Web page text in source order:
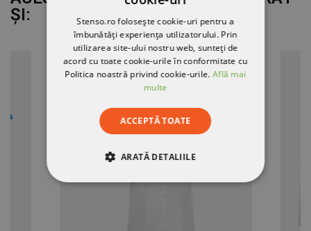
ȘI:
Stenso.ro folosește cookie-uri pentru a
îmbunătăți experiența utilizatorului. Prin
utilizarea site-ului nostru web, sunteți de
acord cu toate cookie-urile în conformitate cu
Politica noastră privind cookie-urile.Află mai
multe
ACCEPTĂ TOATE
ARATĂ DETALIILE